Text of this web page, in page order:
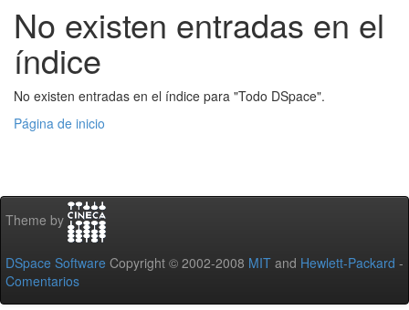
No existen entradas en el
índice
No existen entradas en el índice para "Todo DSpace".
Página de inicio
Theme by
DSpace Software Copyright © 2002-2008 MIT and Hewlett-Packard -
Comentarios